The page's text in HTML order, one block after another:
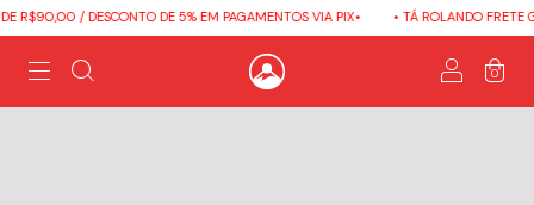
R$90,00 / DESCONTO DE 5% EM PAGAMENTOS VIA PIX• • TÁ ROLANDO FRETE
0